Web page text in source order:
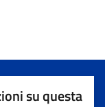
su questa